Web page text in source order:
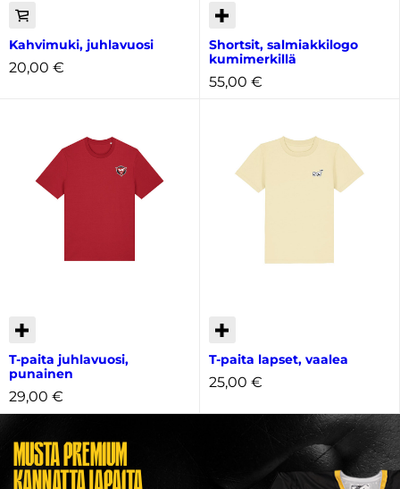
Kahvimuki, juhlavuosi
20,00 €
Shortsit, salmiakkilogo
kumimerkillä
55,00 €
T-paita juhlavuosi,
punainen
29,00 €
T-paita lapset, vaalea
25,00 €
Musta premium